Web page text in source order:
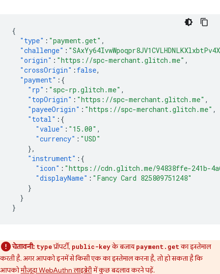
{
"type" : "payment.get" ,
"challenge" :
"origin" : "https://spc-merchant.glitch.me" ,
"crossOrigin" : false,
"payment" :{
"rp" : "spc-rp.glitch.me" ,
"topOrigin" : "https://spc-merchant.glitch.me" ,
"payeeOrigin" : "https://spc-merchant.glitch.me" ,
"total" :{
"value" : "15.00" ,
"currency" : "USD"
},
"instrument" :{
"icon" : "https://cdn.glitch.me/94838ffe-241b-
"displayName" : "Fancy Card 825809751248"
}
}
}
चेतावनी: typeप्रॉपर्टी, public-keyके बजायpayment.getका इस्तेमाल
करती है. अगर आपको इनमें से किसी एक का इस्तेमाल करना है, तो हो सकता है कि
आपकोमौजूदा WebAuthn लाइब्रेरीमें कुछ बदलाव करने पड़ें.